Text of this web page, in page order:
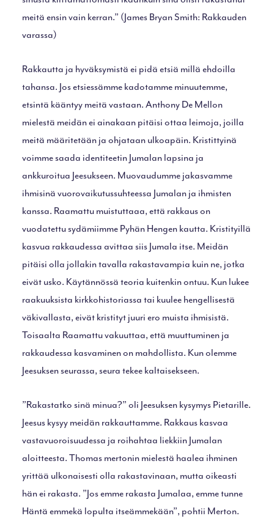
meitä ensin vain kerran.” (James Bryan Smith: Rakkauden
varassa)
Rakkautta ja hyväksymistä ei pidä etsiä millä ehdoilla
tahansa. Jos etsiessämme kadotamme minuutemme,
etsintä kääntyy meitä vastaan. Anthony De Mellon
mielestä meidän ei ainakaan pitäisi ottaa leimoja, joilla
meitä määritetään ja ohjataan ulkoapäin. Kristittyinä
voimme saada identiteetin Jumalan lapsina ja
ankkuroitua Jeesukseen. Muovaudumme jakasvamme
ihmisinä vuorovaikutussuhteessa Jumalan ja ihmisten
kanssa. Raamattu muistuttaaa, että rakkaus on
vuodatettu sydämiimme Pyhän Hengen kautta. Kristityillä
kasvua rakkaudessa avittaa siis Jumala itse. Meidän
pitäisi olla jollakin tavalla rakastavampia kuin ne, jotka
eivät usko. Käytännössä teoria kuitenkin ontuu. Kun lukee
raakuuksista kirkkohistoriassa tai kuulee hengellisestä
väkivallasta, eivät kristityt juuri ero muista ihmisistä.
Toisaalta Raamattu vakuuttaa, että muuttuminen ja
rakkaudessa kasvaminen on mahdollista. Kun olemme
Jeesuksen seurassa, seura tekee kaltaisekseen.
”Rakastatko sinä minua?” oli Jeesuksen kysymys Pietarille.
Jeesus kysyy meidän rakkauttamme. Rakkaus kasvaa
vastavuoroisuudessa ja roihahtaa liekkiin Jumalan
aloitteesta. Thomas mertonin mielestä haalea ihminen
yrittää ulkonaisesti olla rakastavinaan, mutta oikeasti
hän ei rakasta. ”Jos emme rakasta Jumalaa, emme tunne
Häntä emmekä lopulta itseämmekään”, pohtii Merton.